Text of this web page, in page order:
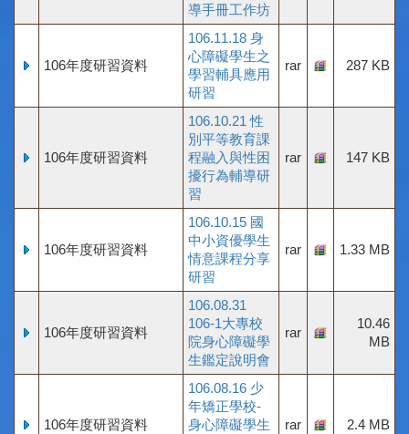
導手冊工作坊
106年度研習資料
106.11.18 身
心障礙學生之
學習輔具應用
研習
rar 287 KB
106年度研習資料
106.10.21 性
別平等教育課
程融入與性困
擾行為輔導研
習
rar 147 KB
106年度研習資料
106.10.15 國
中小資優學生
情意課程分享
研習
rar 1.33 MB
106年度研習資料
106.08.31
106-1大專校
院身心障礙學
生鑑定說明會
rar
10.46
MB
106年度研習資料
106.08.16 少
年矯正學校-
身心障礙學生
rar 2.4 MB